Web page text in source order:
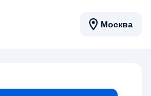
Москва